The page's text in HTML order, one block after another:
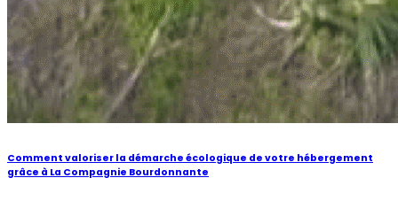
Comment valoriser la démarche écologique de votre hébergement
grâce à La Compagnie Bourdonnante